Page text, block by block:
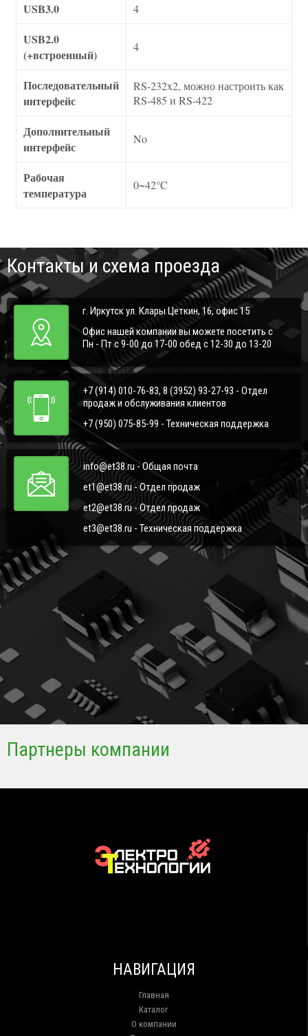
USB3.0 4
USB2.0
(+встроенный)
4
Последовательный
интерфейс
RS-232x2, можно настроить как
RS-485 и RS-422
Дополнительный
интерфейс
No
Рабочая
температура
0~42°C
Контакты и схема проезда
г. Иркутск ул. Клары Цеткин, 16, офис 15
Офис нашей компании вы можете посетить с
Пн - Пт с 9-00 до 17-00 обед с 12-30 до 13-20
+7 (914) 010-76-83, 8 (3952) 93-27-93 - Отдел
продаж и обслуживания клиентов
+7 (950) 075-85-99 - Техническая поддержка
info@et38.ru - Общая почта
et1@et38.ru - Отдел продаж
et2@et38.ru - Отдел продаж
et3@et38.ru - Техническая поддержка
Партнеры компании
НАВИГАЦИЯ
Главная
Каталог
О компании